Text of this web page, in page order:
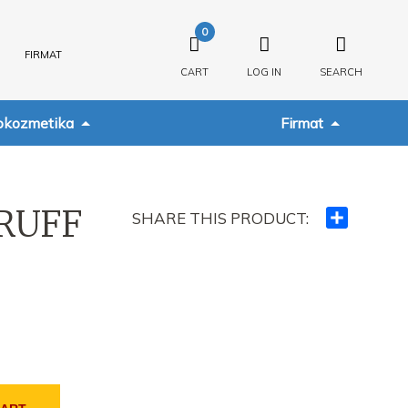
FIRMAT
CART
0
LOG IN SEARCH
Firmat
SHARE THIS PRODUCT: